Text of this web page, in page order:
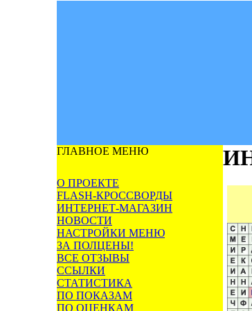
ГЛАВНОЕ МЕНЮ
О ПРОЕКТЕ
FLASH-КРОССВОРДЫ
ИНТЕРНЕТ-МАГАЗИН
НОВОСТИ
НАСТРОЙКИ МЕНЮ
ЗА ПОЛЦЕНЫ!
ВСЕ ОТЗЫВЫ
ССЫЛКИ
СТАТИСТИКА
ПО ПОКАЗАМ
ПО ОЦЕНКАМ